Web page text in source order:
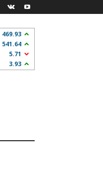
469.93
541.64
5.71
3.93